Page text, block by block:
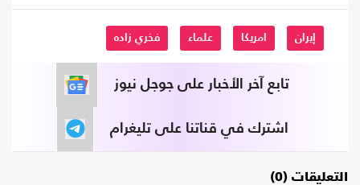
إيران امريكا علماء فخري زاده
تابع آخر الأخبار على جوجل نيوز
اشترك في قناتنا على تليغرام
التعليقات (0)